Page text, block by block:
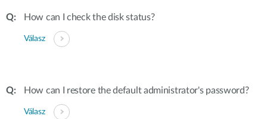
How can I check the disk status?
Válasz
How can I restore the default administrator's password?
Válasz